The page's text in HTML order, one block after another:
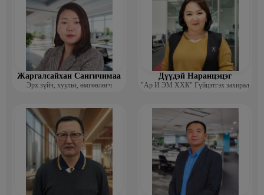
Жаргалсайхан Сангичимаа
Эрх зүйч, хуульч, өмгөөлөгч
Дүүдэй Наранцэцэг
"Ар И ЭМ ХХК" Гүйцэтгэх захирал